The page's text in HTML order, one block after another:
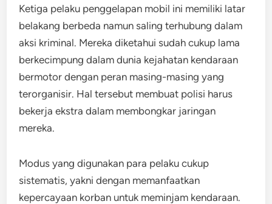
Ketiga pelaku penggelapan mobil ini memiliki latar
belakang berbeda namun saling terhubung dalam
aksi kriminal. Mereka diketahui sudah cukup lama
berkecimpung dalam dunia kejahatan kendaraan
bermotor dengan peran masing-masing yang
terorganisir. Hal tersebut membuat polisi harus
bekerja ekstra dalam membongkar jaringan
mereka.
Modus yang digunakan para pelaku cukup
sistematis, yakni dengan memanfaatkan
kepercayaan korban untuk meminjam kendaraan.